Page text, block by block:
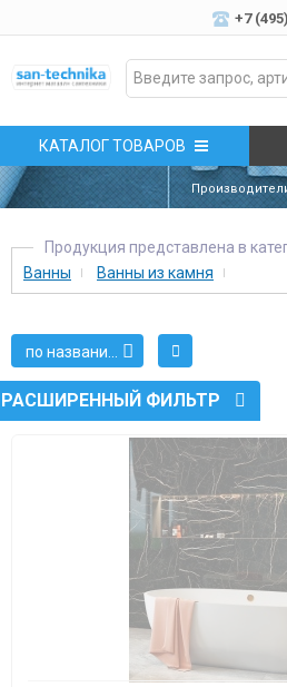
+7
КАТАЛОГ ТОВАРОВ
РАСШИРЕННЫЙ ФИЛЬТР
Продукция представлена в
Ванны
Ванны из камня
по названию